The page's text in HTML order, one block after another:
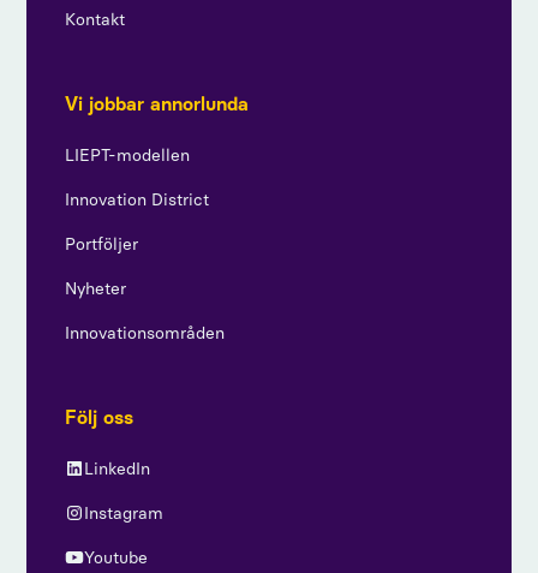
Kontakt
Vi jobbar annorlunda
LIEPT-modellen
Innovation District
Portföljer
Nyheter
Innovationsområden
Följ oss
LinkedIn
Instagram
Youtube